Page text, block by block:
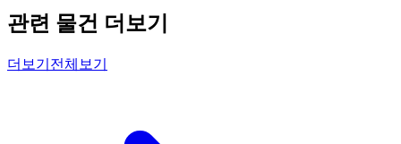
관련 물건 더보기
더보기 전체보기